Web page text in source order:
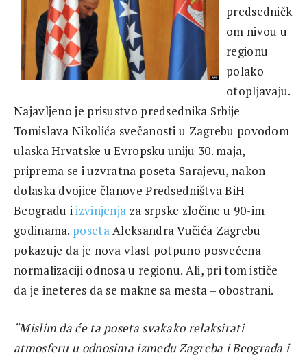
predsedničk
om nivou u
regionu
polako
otopljavaju.
Najavljeno je prisustvo predsednika Srbije
Tomislava Nikolića svečanosti u Zagrebu povodom
ulaska Hrvatske u Evropsku uniju 30. maja,
priprema se i uzvratna poseta Sarajevu, nakon
dolaska dvojice članove Predsedništva BiH
Beogradu iizvinjenja za srpske zločine u 90-im
godinama. posetaAleksandra Vučića Zagrebu
pokazuje da je nova vlast potpuno posvećena
normalizaciji odnosa u regionu. Ali, pri tom ističe
da je ineteres da se makne sa mesta – obostrani.
“Mislim da će ta poseta svakako relaksirati
atmosferu u odnosima između Zagreba i Beograda i